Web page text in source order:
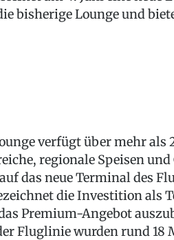
bisherige Lounge und
verfügt über mehr als
regionale Speisen und
das neue Terminal des
die Investition als
Premium-Angebot
Fluglinie wurden rund 18